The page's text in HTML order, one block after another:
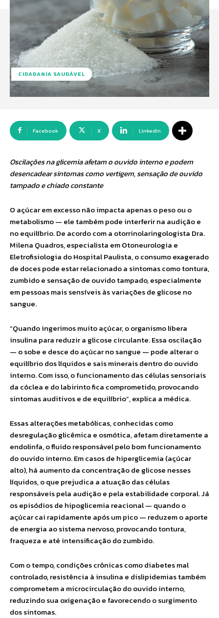
CIDADANIA SAUDÁVEL
Facebook X Linkedin
Oscilações na glicemia afetam o ouvido interno e podem
desencadear sintomas como vertigem, sensação de ouvido
tampado e chiado constante
O açúcar em excesso não impacta apenas o peso ou o
metabolismo — ele também pode interferir na audição e
no equilíbrio. De acordo com a otorrinolaringologista Dra.
Milena Quadros, especialista em Otoneurologia e
Eletrofisiologia do Hospital Paulista, o consumo exagerado
de doces pode estar relacionado a sintomas como tontura,
zumbido e sensação de ouvido tampado, especialmente
em pessoas mais sensíveis às variações de glicose no
sangue.
“Quando ingerimos muito açúcar, o organismo libera
insulina para reduzir a glicose circulante. Essa oscilação
— o sobe e desce do açúcar no sangue — pode alterar o
equilíbrio dos líquidos e sais minerais dentro do ouvido
interno. Com isso, o funcionamento das células sensoriais
da cóclea e do labirinto fica comprometido, provocando
sintomas auditivos e de equilíbrio”, explica a médica.
Essas alterações metabólicas, conhecidas como
desregulação glicêmica e osmótica, afetam diretamente a
endolinfa, o fluido responsável pelo bom funcionamento
do ouvido interno. Em casos de hiperglicemia (açúcar
alto), há aumento da concentração de glicose nesses
líquidos, o que prejudica a atuação das células
responsáveis pela audição e pela estabilidade corporal. Já
os episódios de hipoglicemia reacional — quando o
açúcar cai rapidamente após um pico — reduzem o aporte
de energia ao sistema nervoso, provocando tontura,
fraqueza e até intensificação do zumbido.
Com o tempo, condições crônicas como diabetes mal
controlado, resistência à insulina e dislipidemias também
comprometem a microcirculação do ouvido interno,
reduzindo sua oxigenação e favorecendo o surgimento
dos sintomas.